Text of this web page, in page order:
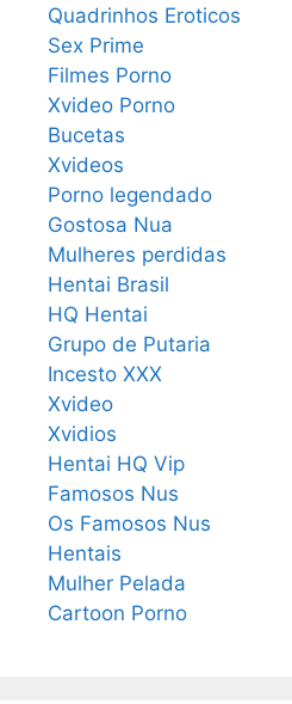
Quadrinhos Eroticos
Sex Prime
Filmes Porno
Xvideo Porno
Bucetas
Xvideos
Porno legendado
Gostosa Nua
Mulheres perdidas
Hentai Brasil
HQ Hentai
Grupo de Putaria
Incesto XXX
Xvideo
Xvidios
Hentai HQ Vip
Famosos Nus
Os Famosos Nus
Hentais
Mulher Pelada
Cartoon Porno